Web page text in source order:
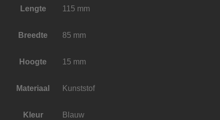
Lengte 115 mm
Breedte 85 mm
Hoogte 15 mm
Materiaal Kunststof
Kleur Blauw